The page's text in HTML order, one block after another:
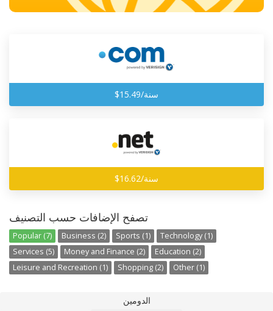
$15.49/سنة
$16.62/سنة
تصفح الإضافات حسب التصنيف
Popular (7) Business (2) Sports (1)
Technology (1)
Services (5)
Money and Finance (2)
Education (2)
Leisure and Recreation (1)
Shopping (2) Other (1)
الدومين